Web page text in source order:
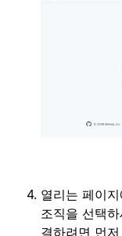
열리는 페이
조직을 선택
결하려면 먼